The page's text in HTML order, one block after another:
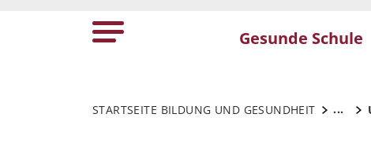
Gesunde Schule
STARTSEITE BILDUNG UND GESUNDHEIT ...